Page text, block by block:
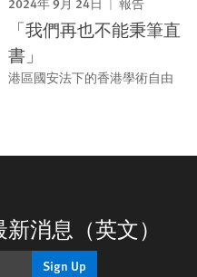
報告
「我們再也不能秉筆直
書」
港區國安法下的香港學術自由
消息（英文）
Sign Up